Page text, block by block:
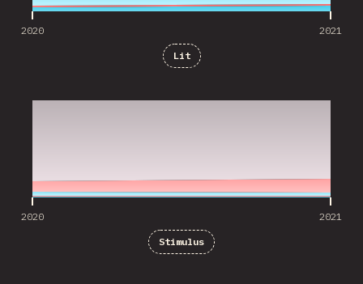
2020 2021
Lit
2020 2021
Stimulus